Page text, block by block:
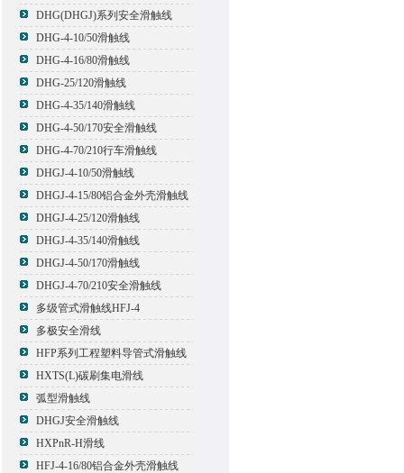
DHG(DHGJ)系列安全滑触线
DHG-4-10/50滑触线
DHG-4-16/80滑触线
DHG-25/120滑触线
DHG-4-35/140滑触线
DHG-4-50/170安全滑触线
DHG-4-70/210行车滑触线
DHGJ-4-10/50滑触线
DHGJ-4-15/80铝合金外壳滑触线
DHGJ-4-25/120滑触线
DHGJ-4-35/140滑触线
DHGJ-4-50/170滑触线
DHGJ-4-70/210安全滑触线
多级管式滑触线HFJ-4
多极安全滑线
HFP系列工程塑料导管式滑触线
HXTS(L)碳刷集电滑线
弧型滑触线
DHGJ安全滑触线
HXPnR-H滑线
HFJ-4-16/80铝合金外壳滑触线